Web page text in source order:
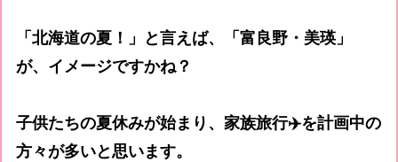
「北海道の夏！」と言えば、「富良野・美瑛」
が、イメージですかね？
子供たちの夏休みが始まり、家族旅行✈️を計画中の
方々が多いと思います。